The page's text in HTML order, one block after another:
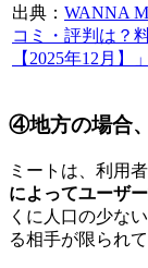
出典： WANNA
コミ・評判は？
【2025年12月】」
④地方の場合
ミートは、利用
によってユーザ
くに人口の少な
る相手が限られ